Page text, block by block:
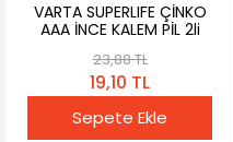
VARTA SUPERLIFE ÇİNKO
AAA İNCE KALEM PİL 2li
23,88 TL
19,10 TL
Sepete Ekle